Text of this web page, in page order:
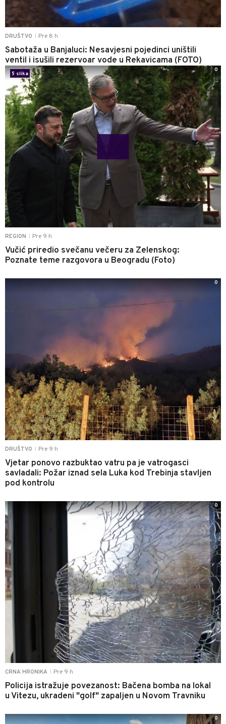
DRUŠTVO Pre 8 h
Sabotaža u Banjaluci: Nesavjesni pojedinci uništili
ventil i isušili rezervoar vode u Rekavicama (FOTO)
REGION Pre 9 h
Vučić priredio svečanu večeru za Zelenskog:
Poznate teme razgovora u Beogradu (Foto)
5 slika
0
DRUŠTVO Pre 9 h
Vjetar ponovo razbuktao vatru pa je vatrogasci
savladali: Požar iznad sela Luka kod Trebinja stavljen
pod kontrolu
0
CRNA HRONIKA Pre 9 h
Policija istražuje povezanost: Bačena bomba na lokal
u Vitezu, ukradeni "golf" zapaljen u Novom Travniku
0
0